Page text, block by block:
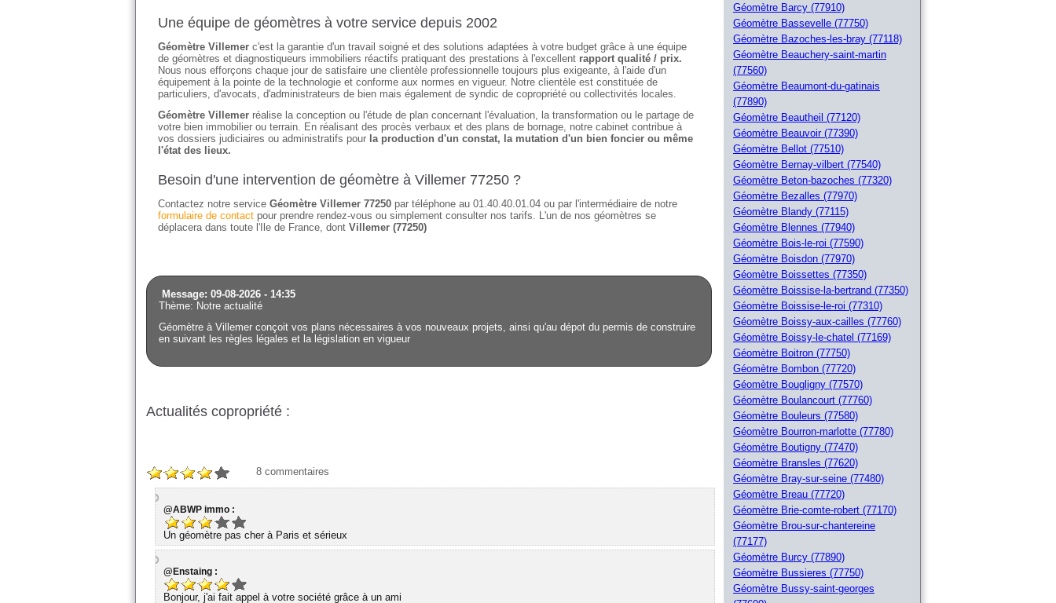
Une équipe de géomètres à votre service depuis 2002
Géomètre Villemer c'est la garantie d'un travail soigné et des solutions adaptées à votre budget grâce à une équipe
de géomètres et diagnostiqueurs immobiliers réactifs pratiquant des prestations à l'excellent rapport qualité / prix.
Nous nous efforçons chaque jour de satisfaire une clientèle professionnelle toujours plus exigeante, à l'aide d'un
équipement à la pointe de la technologie et conforme aux normes en vigueur. Notre clientèle est constituée de
particuliers, d'avocats, d'administrateurs de bien mais également de syndic de copropriété ou collectivités locales.
Géomètre Villemer réalise la conception ou l'étude de plan concernant l'évaluation, la transformation ou le partage de
votre bien immobilier ou terrain. En réalisant des procès verbaux et des plans de bornage, notre cabinet contribue à
vos dossiers judiciaires ou administratifs pour la production d'un constat, la mutation d'un bien foncier ou même
l'état des lieux.
Besoin d'une intervention de géomètre à Villemer 77250 ?
Contactez notre service Géomètre Villemer 77250 par téléphone au 01.40.40.01.04 ou par l'intermédiaire de notre
formulaire de contact pour prendre rendez-vous ou simplement consulter nos tarifs. L'un de nos géomètres se
déplacera dans toute l'Ile de France, dont Villemer (77250)
Message: 09-08-2026 - 14:35
Thème: Notre actualité
Géomètre à Villemer conçoit vos plans nécessaires à vos nouveaux projets, ainsi qu'au dépot du permis de construire
en suivant les règles légales et la législation en vigueur
Actualités copropriété :
8 commentaires
@ABWP immo :
Un géomètre pas cher à Paris et sérieux
@Enstaing :
Bonjour, j'ai fait appel à votre société grâce à un ami
Géomètre Barcy (77910)
Géomètre Bassevelle (77750)
Géomètre Bazoches-les-bray (77118)
Géomètre Beauchery-saint-martin
(77560)
Géomètre Beaumont-du-gatinais
(77890)
Géomètre Beautheil (77120)
Géomètre Beauvoir (77390)
Géomètre Bellot (77510)
Géomètre Bernay-vilbert (77540)
Géomètre Beton-bazoches (77320)
Géomètre Bezalles (77970)
Géomètre Blandy (77115)
Géomètre Blennes (77940)
Géomètre Bois-le-roi (77590)
Géomètre Boisdon (77970)
Géomètre Boissettes (77350)
Géomètre Boissise-la-bertrand (77350)
Géomètre Boissise-le-roi (77310)
Géomètre Boissy-aux-cailles (77760)
Géomètre Boissy-le-chatel (77169)
Géomètre Boitron (77750)
Géomètre Bombon (77720)
Géomètre Bougligny (77570)
Géomètre Boulancourt (77760)
Géomètre Bouleurs (77580)
Géomètre Bourron-marlotte (77780)
Géomètre Boutigny (77470)
Géomètre Bransles (77620)
Géomètre Bray-sur-seine (77480)
Géomètre Breau (77720)
Géomètre Brie-comte-robert (77170)
Géomètre Brou-sur-chantereine
(77177)
Géomètre Burcy (77890)
Géomètre Bussieres (77750)
Géomètre Bussy-saint-georges